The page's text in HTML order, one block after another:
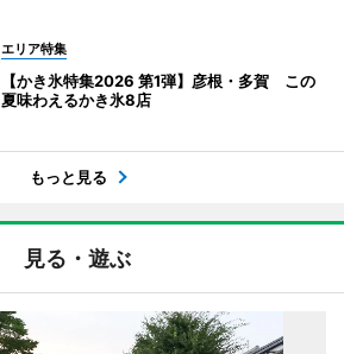
エリア特集
【かき氷特集2026 第1弾】彦根・多賀 この
夏味わえるかき氷8店
もっと見る
見る・遊ぶ